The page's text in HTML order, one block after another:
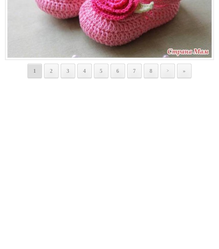
1 2 3 4 5 6 7 8 > »